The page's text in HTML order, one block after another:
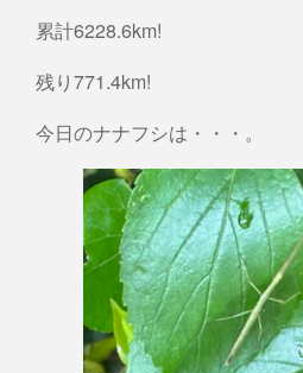
累計6228.6km!
残り771.4km!
今日のナナフシは・・・。